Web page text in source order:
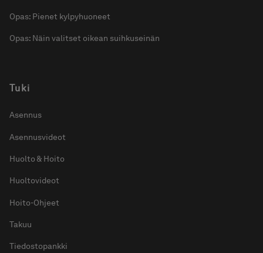
Opas: Pienet kylpyhuoneet
Opas: Näin valitset oikean suihkuseinän
Tuki
Asennus
Asennusvideot
Huolto & Hoito
Huoltovideot
Hoito-Ohjeet
Takuu
Tiedostopankki